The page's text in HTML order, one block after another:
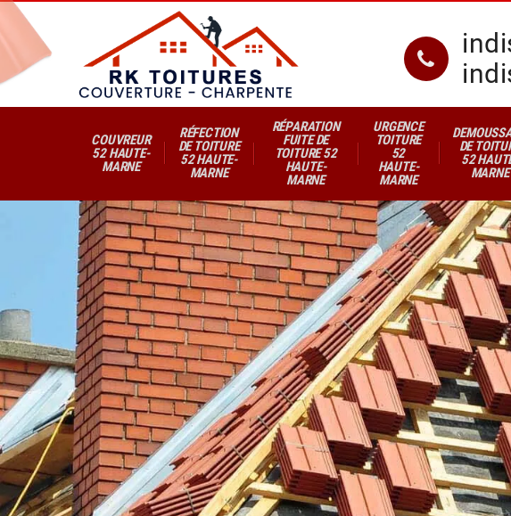
COUVREUR
52 HAUTE-
MARNE
RÉFECTION
DE TOITURE
52 HAUTE-
MARNE
RÉPARATION
FUITE DE
TOITURE 52
HAUTE-
MARNE
URGENCE
TOITURE
52
HAUTE-
MARNE
DE
52
MARNE